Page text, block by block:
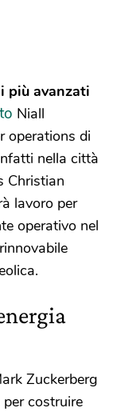
più avanzati
Niall
operations di
nella città
Christian
lavoro per
operativo nel
Zuckerberg
costruire